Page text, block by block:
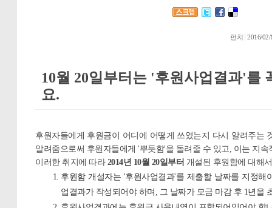
펀치 2016/02/
10월 20일부터는 '후원사업결과'를
요.
후원자들에게 후원금이 어디에 어떻게 쓰였는지 다시 알려주는
알려줌으로써 후원자들에게 '뿌듯함'을 돌려줄 수 있고, 이는 지
이러한 취지에 따라 2014년 10월 20일부터 개설된 후원함에 대해
후원함 개설자는 '후원사업결과'를 제출할 날짜를 지정해
업결과가 작성되어야 하며, 그 날짜가 모금 마감 후 1년을